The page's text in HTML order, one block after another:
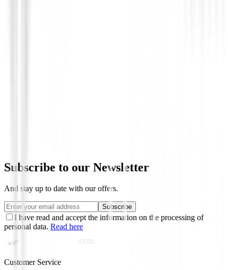
Subscribe to our Newsletter
And stay up to date with our offers.
Subscribe
I have read and accept the information on the processing of
personal data. Read here
Customer Service